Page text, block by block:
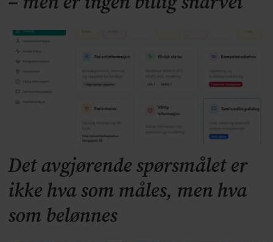
Det avgjørende spørsmålet er
ikke hva som måles, men hva
som belønnes